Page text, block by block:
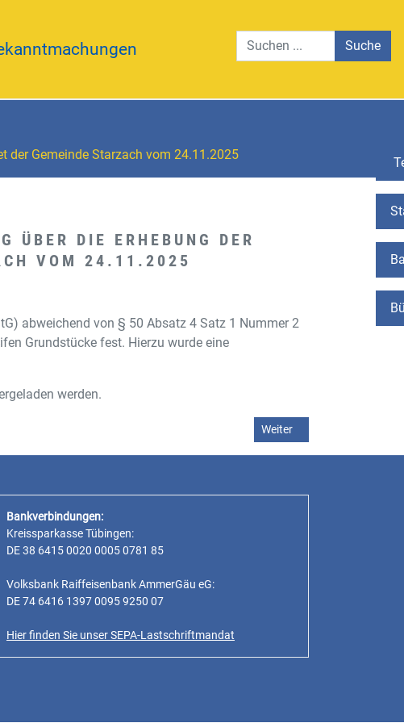
Suche
der Gemeinde Starzach vom 24.11.2025
ÜBER DIE ERHEBUNG DER
VOM 24.11.2025
abweichend von § 50 Absatz 4 Satz 1 Nummer 2
Grundstücke fest. Hierzu wurde eine
werden.
und Mehrzweckhallen vom 24.11.2025 Nächster Beitrag:
Weiter
Bankverbindungen:
Kreissparkasse Tübingen:
DE 38 6415 0020 0005 0781 85
Volksbank Raiffeisenbank AmmerGäu eG:
DE 74 6416 1397 0095 9250 07
Hier finden Sie unser SEPA-Lastschriftmandat